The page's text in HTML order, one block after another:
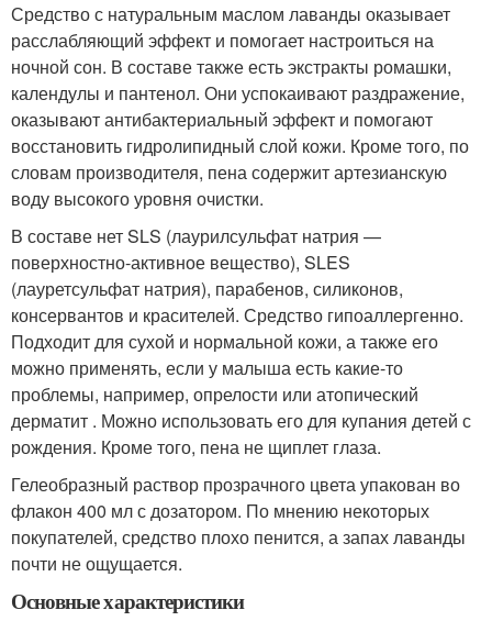
Средство с натуральным маслом лаванды оказывает
расслабляющий эффект и помогает настроиться на
ночной сон. В составе также есть экстракты ромашки,
календулы и пантенол. Они успокаивают раздражение,
оказывают антибактериальный эффект и помогают
восстановить гидролипидный слой кожи. Кроме того, по
словам производителя, пена содержит артезианскую
воду высокого уровня очистки.
В составе нет SLS (лаурилсульфат натрия —
поверхностно-активное вещество), SLES
(лауретсульфат натрия), парабенов, силиконов,
консервантов и красителей. Средство гипоаллергенно.
Подходит для сухой и нормальной кожи, а также его
можно применять, если у малыша есть какие-то
проблемы, например, опрелости или атопический
дерматит . Можно использовать его для купания детей с
рождения. Кроме того, пена не щиплет глаза.
Гелеобразный раствор прозрачного цвета упакован во
флакон 400 мл с дозатором. По мнению некоторых
покупателей, средство плохо пенится, а запах лаванды
почти не ощущается.
Основные характеристики